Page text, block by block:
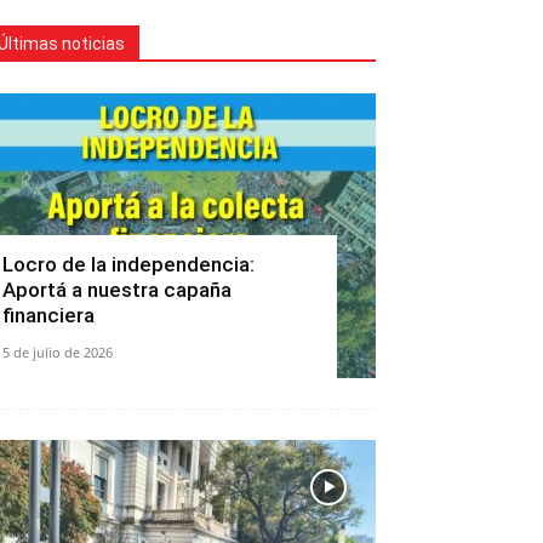
noticias
Locro de la independencia:
Aportá a nuestra capaña
financiera
5 de julio de 2026